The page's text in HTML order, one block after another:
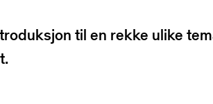
til en rekke ulike